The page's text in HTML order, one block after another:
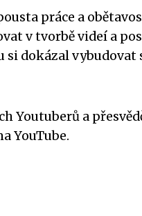
práce a
v tvorbě videí a
si dokázal
Youtuberů a
YouTube.